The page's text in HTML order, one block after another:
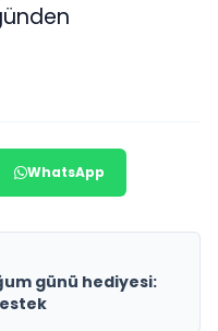
WhatsApp
günü hediyesi: